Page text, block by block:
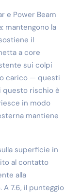
e Power Beam
mantengono la
il
a core
sui colpi
carico — questi
questo rischio è
in modo
mantiene
superficie in
al contatto
alla
7.6, il punteggio